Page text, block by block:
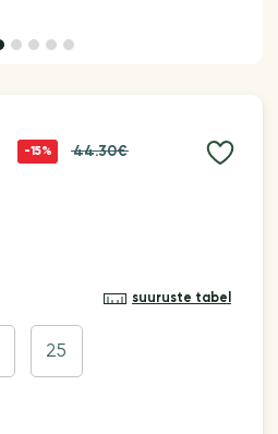
-15% 44.30€
suuruste tabel
25